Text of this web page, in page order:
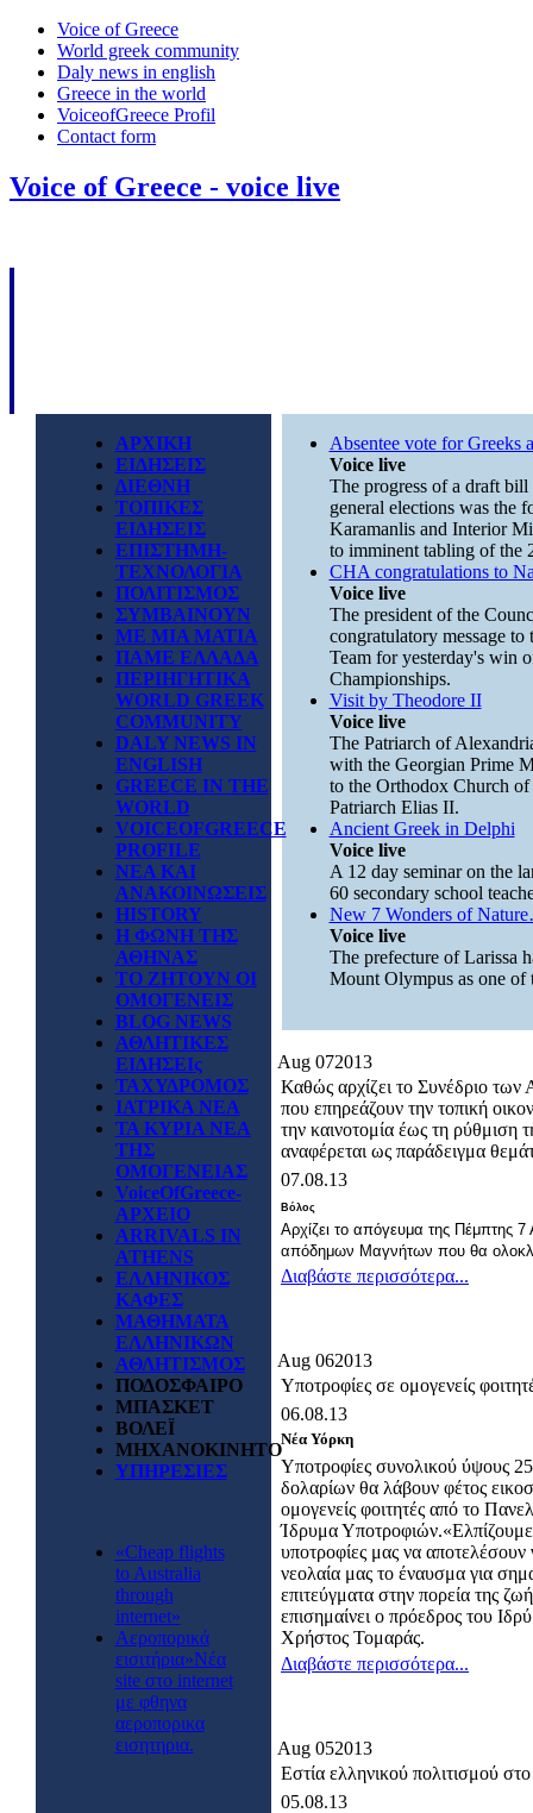
Voice of Greece
World greek community
Daly news in english
Greece in the world
VoiceofGreece Profil
Contact form
Voice of Greece - voice live
ΑΡΧΙΚΗ
ΕΙΔΗΣΕΙΣ
ΔΙΕΘΝΗ
ΤΟΠΙΚΕΣ
ΕΙΔΗΣΕΙΣ
ΕΠΙΣΤΗΜΗ-
ΤΕΧΝΟΛΟΓΙΑ
ΠΟΛΙΤΙΣΜΟΣ
ΣΥΜΒΑΙΝΟΥΝ
ΜΕ ΜΙΑ ΜΑΤΙΑ
ΠΑΜΕ ΕΛΛΑΔΑ
ΠΕΡΙΗΓΗΤΙΚΑ
WORLD GREEK
COMMUNITY
DALY NEWS IN
ENGLISH
GREECE IN THE
WORLD
VOICEOFGREECE
PROFILE
ΝΕΑ ΚΑΙ
ΑΝΑΚΟΙΝΩΣΕΙΣ
HISTORY
Η ΦΩΝΗ ΤΗΣ
ΑΘΗΝΑΣ
ΤΟ ΖΗΤΟΥΝ ΟΙ
ΟΜΟΓΕΝΕΙΣ
BLOG NEWS
ΑΘΛΗΤΙΚΕΣ
ΕΙΔΗΣΕΙς
ΤΑΧΥΔΡΟΜΟΣ
ΙΑΤΡΙΚΑ ΝΕΑ
ΤΑ ΚΥΡΙΑ ΝΕΑ
ΤΗΣ
ΟΜΟΓΕΝΕΙΑΣ
VoiceOfGreece-
ΑΡΧΕΙΟ
ARRIVALS IN
ATHENS
ΕΛΛΗΝΙΚΟΣ
ΚΑΦΕΣ
ΜΑΘΗΜΑΤΑ
ΕΛΛΗΝΙΚΩΝ
ΑΘΛΗΤΙΣΜΟΣ
ΠΟΔΟΣΦΑΙΡΟ
ΜΠΑΣΚΕΤ
ΒΟΛΕΪ
ΜΗΧΑΝΟΚΙΝΗΤΟ
ΥΠΗΡΕΣΙΕΣ
«Cheap flights
to Australia
through
internet»
Αεροπορικά
εισιτήρια»Νέα
site στο internet
με φθηνα
αεροπορικα
εισητηρια.
Absentee vote for Greeks
Voice live
The progress of a draft
general elections was the
Karamanlis and Interior
to imminent tabling of the
CHA congratulations to
Voice live
The president of the
congratulatory message
Team for yesterday's win
Championships.
Visit by Theodore II
Voice live
The Patriarch of
with the Georgian Prime
to the Orthodox Church
Patriarch Elias II.
Ancient Greek in Delphi
Voice live
A 12 day seminar on the
60 secondary school
New 7 Wonders of
Voice live
The prefecture of Larissa
Mount Olympus as one of
Aug 072013
Καθώς αρχίζει το Συνέδριο
που επηρεάζουν την τοπική
την καινοτομία έως τη
αναφέρεται ως παράδειγμα
07.08.13
Βόλος
Αρχίζει το απόγευμα της Πέμπτης
απόδημων Μαγνήτων που θα
Διαβάστε περισσότερα...
Aug 062013
Υποτροφίες σε ομογενείς
06.08.13
Νέα Υόρκη
Υποτροφίες συνολικού ύψους
δολαρίων θα λάβουν φέτος
ομογενείς φοιτητές από το
Ίδρυμα Υποτροφιών.«Ελπίζουμε
υποτροφίες μας να αποτελέσουν
νεολαία μας το έναυσμα για
επιτεύγματα στην πορεία της
επισημαίνει ο πρόεδρος του
Χρήστος Τομαράς.
Διαβάστε περισσότερα...
Aug 052013
Εστία ελληνικού πολιτισμού
05.08.13